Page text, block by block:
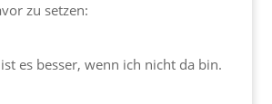
zu setzen:
es besser, wenn ich nicht da bin.